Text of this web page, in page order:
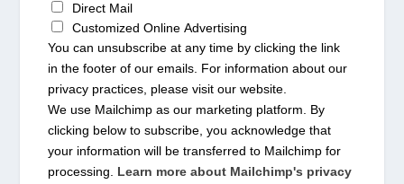
Direct Mail
Customized Online Advertising
You can unsubscribe at any time by clicking the link
in the footer of our emails. For information about our
privacy practices, please visit our website.
We use Mailchimp as our marketing platform. By
clicking below to subscribe, you acknowledge that
your information will be transferred to Mailchimp for
processing. Learn more about Mailchimp's privacy